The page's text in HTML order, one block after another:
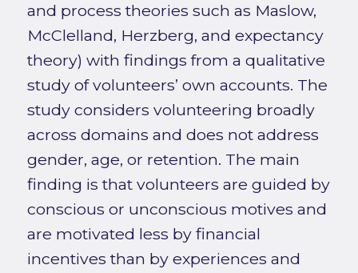
and process theories such as Maslow,
McClelland, Herzberg, and expectancy
theory) with findings from a qualitative
study of volunteers’ own accounts. The
study considers volunteering broadly
across domains and does not address
gender, age, or retention. The main
finding is that volunteers are guided by
conscious or unconscious motives and
are motivated less by financial
incentives than by experiences and